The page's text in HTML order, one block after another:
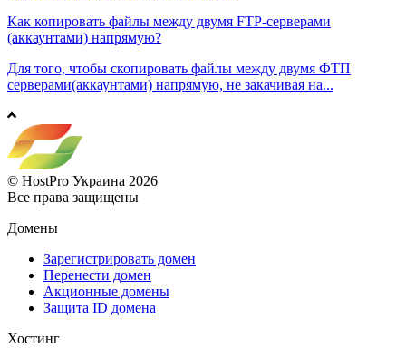
Как копировать файлы между двумя FTP-серверами
(аккаунтами) напрямую?
Для того, чтобы скопировать файлы между двумя ФТП
серверами(аккаунтами) напрямую, не закачивая на...
© HostPro Украина 2026
Все права защищены
Домены
Зарегистрировать домен
Перенести домен
Акционные домены
Защита ID домена
Хостинг